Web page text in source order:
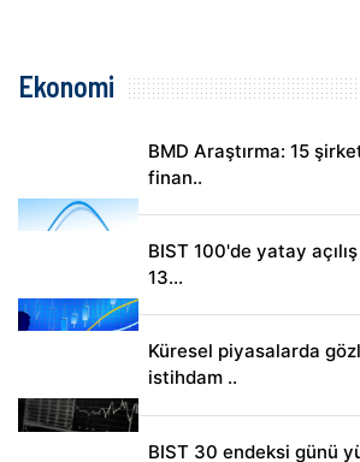
Ekonomi
BMD Araştırma: 15
finan..
BIST 100'de yatay
13...
Küresel piyasalarda
istihdam ..
BIST 30 endeksi günü